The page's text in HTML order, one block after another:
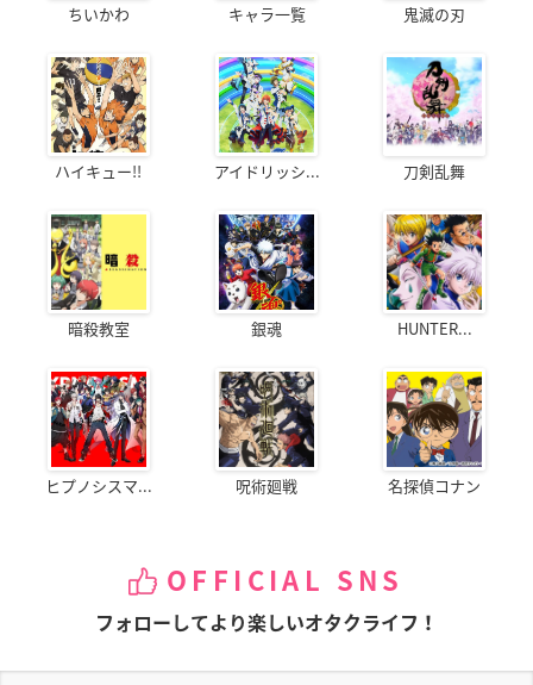
ちいかわ キャラ一覧 鬼滅の刃
ハイキュー!! アイドリッシ... 刀剣乱舞
暗殺教室 銀魂 HUNTER...
ヒプノシスマ... 呪術廻戦 名探偵コナン
OFFICIAL SNS
フォローしてより楽しいオタクライフ！